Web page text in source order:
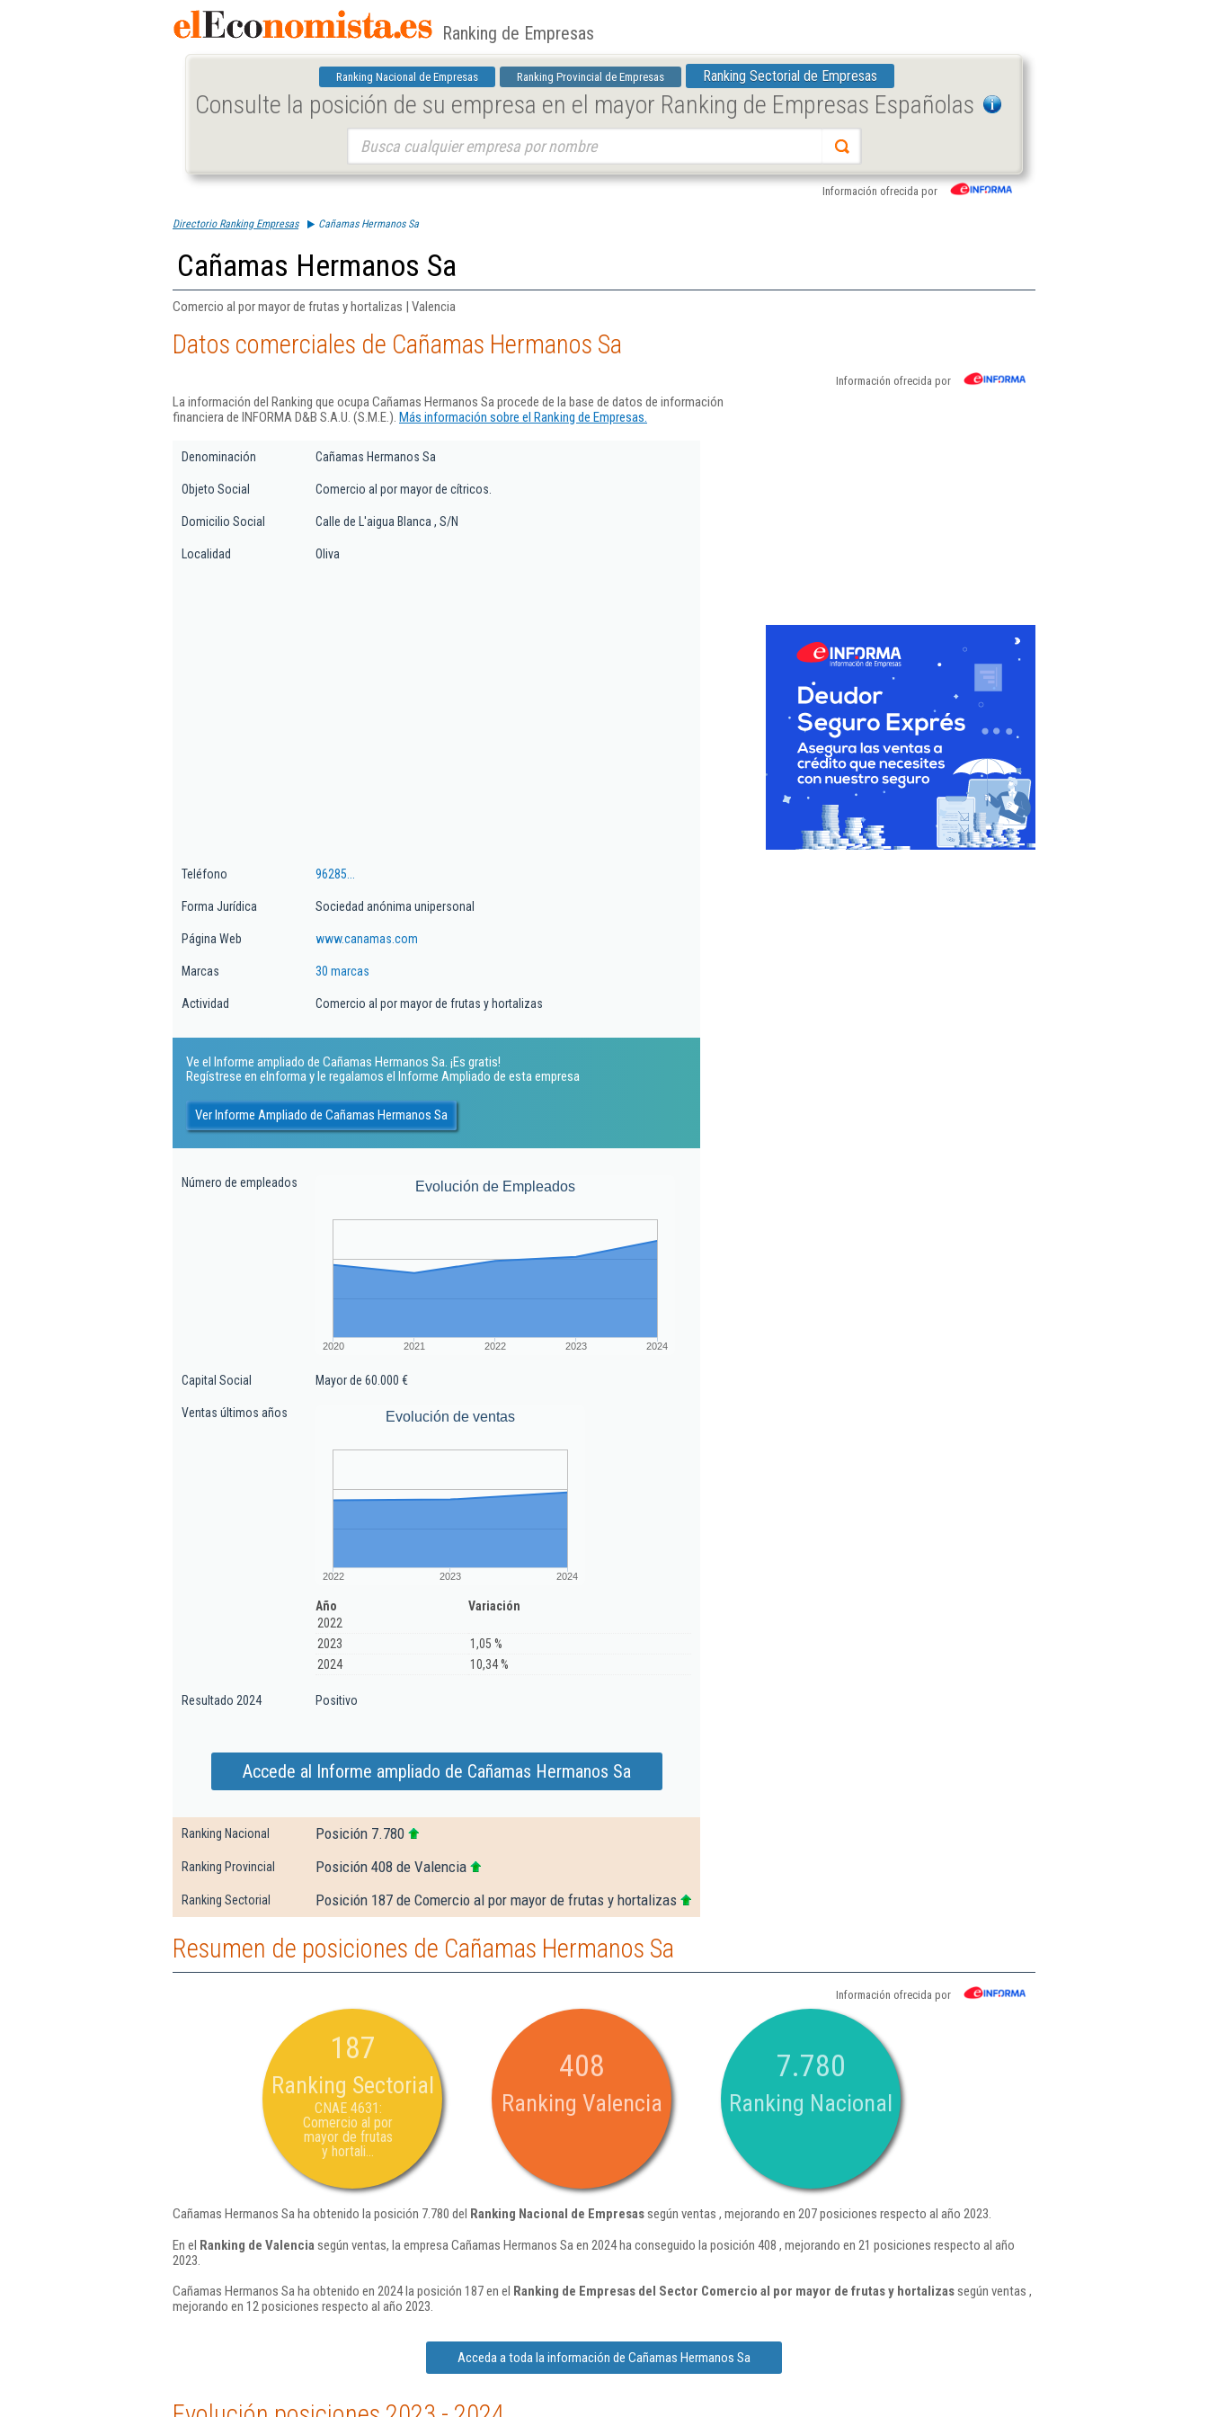
Ranking de Empresas
Ranking Nacional de Empresas Ranking Provincial de Empresas Ranking Sectorial de Empresas
Consulte la posición de su empresa en el mayor Ranking de Empresas Españolas
Información ofrecida por
Directorio Ranking Empresas Cañamas Hermanos Sa
Cañamas Hermanos Sa
Comercio al por mayor de frutas y hortalizas | Valencia
Datos comerciales de Cañamas Hermanos Sa
Información ofrecida por
La información del Ranking que ocupa Cañamas Hermanos Sa procede de la base de datos de información
financiera de INFORMA D&B S.A.U. (S.M.E.). Más información sobre el Ranking de Empresas.
Denominación Cañamas Hermanos Sa
Objeto Social Comercio al por mayor de cítricos.
Domicilio Social Calle de L'aigua Blanca , S/N
Localidad Oliva
Teléfono 96285...
Forma Jurídica Sociedad anónima unipersonal
Página Web www.canamas.com
Marcas 30 marcas
Actividad Comercio al por mayor de frutas y hortalizas
Ve el Informe ampliado de Cañamas Hermanos Sa. ¡Es gratis!
Regístrese en eInforma y le regalamos el Informe Ampliado de esta empresa
Ver Informe Ampliado de Cañamas Hermanos Sa
Número de empleados Evolución de Empleados
2020 2021 2022 2023 2024
Capital Social Mayor de 60.000 €
Ventas últimos años Evolución de ventas
2022 2023 2024
Año
Variación
2022
2023
1,05 %
2024
10,34 %
Resultado 2024 Positivo
Accede al Informe ampliado de Cañamas Hermanos Sa
Ranking Nacional Posición 7.780
Ranking Provincial Posición 408 de Valencia
Ranking Sectorial Posición 187 de Comercio al por mayor de frutas y hortalizas
Resumen de posiciones de Cañamas Hermanos Sa
Información ofrecida por
187
Ranking Sectorial
CNAE 4631:
Comercio al por
mayor de frutas
y hortali...
408
Ranking Valencia
7.780
Ranking Nacional
Cañamas Hermanos Sa ha obtenido la posición 7.780 del Ranking Nacional de Empresassegún ventas , mejorando en 207 posiciones respecto al año 2023.
En el Ranking de Valencia según ventas, la empresa Cañamas Hermanos Sa en 2024 ha conseguido la posición 408 , mejorando en 21 posiciones respecto al año
2023.
Cañamas Hermanos Sa ha obtenido en 2024 la posición 187 en el Ranking de Empresas del Sector Comercio al por mayor de frutas y hortalizassegún ventas ,
mejorando en 12 posiciones respecto al año 2023.
Acceda a toda la información de Cañamas Hermanos Sa